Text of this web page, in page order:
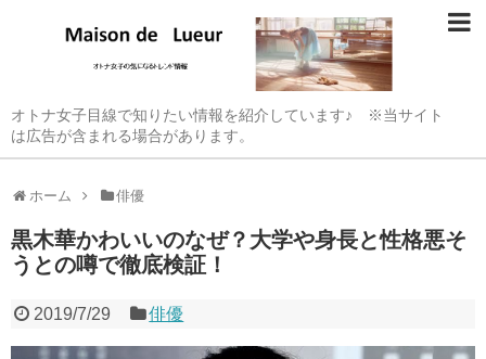
オトナ女子目線で知りたい情報を紹介しています♪ ※当サイト
は広告が含まれる場合があります。
ホーム 俳優
黒木華かわいいのなぜ？大学や身長と性格悪そ
うとの噂で徹底検証！
2019/7/29 俳優